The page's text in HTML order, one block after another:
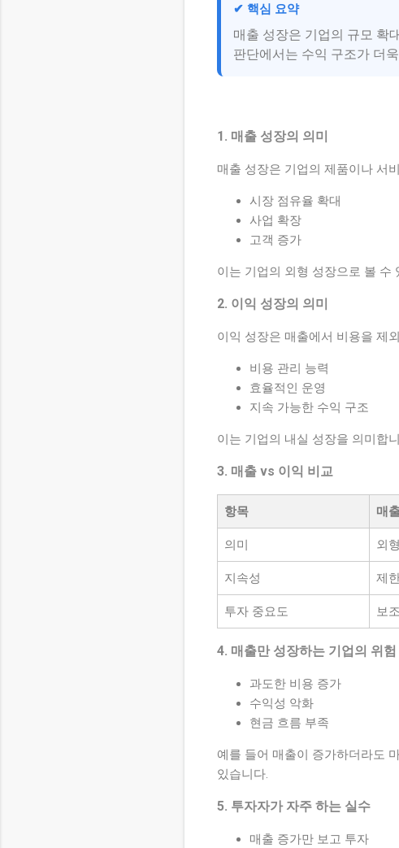
✔ 핵심 요약
매출 성장은 기업의 규모 확
판단에서는 수익 구조가 더
1. 매출 성장의 의미
매출 성장은 기업의 제품이나 서
시장 점유율 확대
사업 확장
고객 증가
이는 기업의 외형 성장으로 볼 수
2. 이익 성장의 의미
이익 성장은 매출에서 비용을 제
비용 관리 능력
효율적인 운영
지속 가능한 수익 구조
이는 기업의 내실 성장을 의미합
3. 매출 vs 이익 비교
항목 매
의미 외
지속성 제
투자 중요도 보
4. 매출만 성장하는 기업의 위험
과도한 비용 증가
수익성 악화
현금 흐름 부족
예를 들어 매출이 증가하더라도
있습니다.
5. 투자자가 자주 하는 실수
매출 증가만 보고 투자